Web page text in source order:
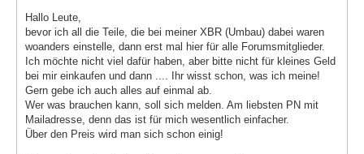
Hallo Leute,
bevor ich all die Teile, die bei meiner XBR (Umbau) dabei waren
woanders einstelle, dann erst mal hier für alle Forumsmitglieder.
Ich möchte nicht viel dafür haben, aber bitte nicht für kleines Geld
bei mir einkaufen und dann .... Ihr wisst schon, was ich meine!
Gern gebe ich auch alles auf einmal ab.
Wer was brauchen kann, soll sich melden. Am liebsten PN mit
Mailadresse, denn das ist für mich wesentlich einfacher.
Über den Preis wird man sich schon einig!